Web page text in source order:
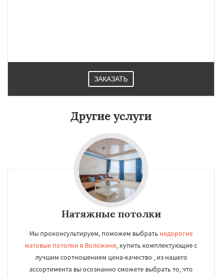
ЗАКАЗАТЬ
Другие услуги
Натяжные потолки
Мы проконсультируем, поможем выбрать недорогие
матовые потолки в Воложине, купить комплектующие с
лучшим соотношением цена-качество , из нашего
ассортимента вы осознанно сможете выбрать то, что